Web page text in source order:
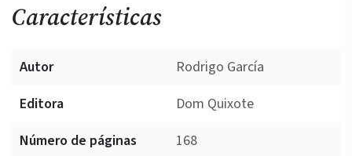
Características
Autor
Rodrigo García
Editora
Dom Quixote
Número de páginas
168